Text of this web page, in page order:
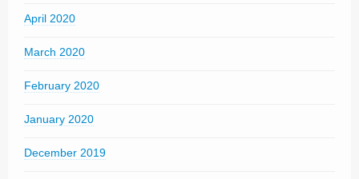
April 2020
March 2020
February 2020
January 2020
December 2019